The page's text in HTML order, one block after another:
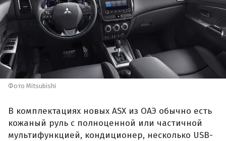
Фото Mitsubishi
В комплектациях новых ASX из ОАЭ обычно есть
кожаный руль с полноценной или частичной
мультифункцией, кондиционер, несколько USB-